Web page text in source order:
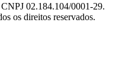
CNPJ 02.184.104/0001-29.
os direitos reservados.